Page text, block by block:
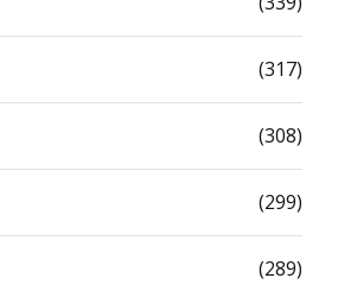
(317)
(308)
(299)
(289)